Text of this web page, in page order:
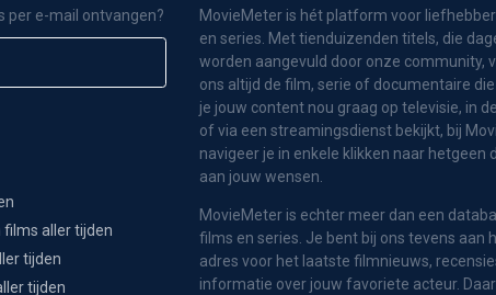
per e-mail ontvangen?
aller tijden
tijden
tijden
MovieMeter is hét platform voor
en series. Met tienduizenden titels, die
worden aangevuld door onze community,
ons altijd de film, serie of documentaire
je jouw content nou graag op televisie, in
of via een streamingsdienst bekijkt, bij
navigeer je in enkele klikken naar hetgeen
aan jouw wensen.
MovieMeter is echter meer dan een
films en series. Je bent bij ons tevens aan
adres voor het laatste filmnieuws,
informatie over jouw favoriete acteur.